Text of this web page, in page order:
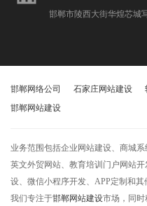
邯郸市陵西大街华煌芯城
邯郸网络公司 石家庄网站建设
邯郸网站建设
业务范围包括企业网站建设、商城
英文外贸网站、教育培训门户网站
设、微信小程序开发、APP定制和其
我们专注于邯郸网站建设市场，同时